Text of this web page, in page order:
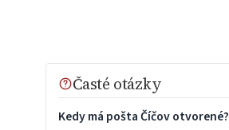
Časté otázky
Kedy má pošta Číčov otvorené?